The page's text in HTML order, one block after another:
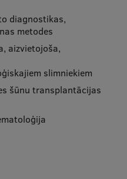
diagnostikas,
metodes
aizvietojoša,
slimniekiem
šūnu transplantācijas